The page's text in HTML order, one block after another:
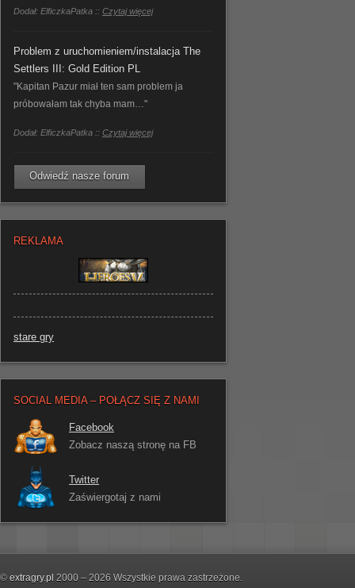
Dodał: ElficzkaPatka :: Czytaj więcej
Problem z uruchomieniem/instalacja The
Settlers III: Gold Edition PL
"Kapitan Pazur miał ten sam problem ja
próbowałam tak chyba mam…"
Dodał: ElficzkaPatka :: Czytaj więcej
Odwiedź nasze forum
REKLAMA
stare gry
SOCIAL MEDIA – POŁĄCZ SIĘ Z NAMI
Facebook
Zobacz naszą stronę na FB
Twitter
Zaświergotaj z nami
© extragry.pl 2000 – 2026 Wszystkie prawa zastrzeżone.